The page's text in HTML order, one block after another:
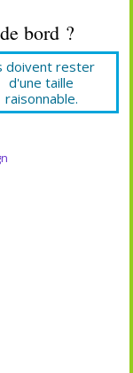
bord ?
doivent rester
d'une taille
raisonnable.